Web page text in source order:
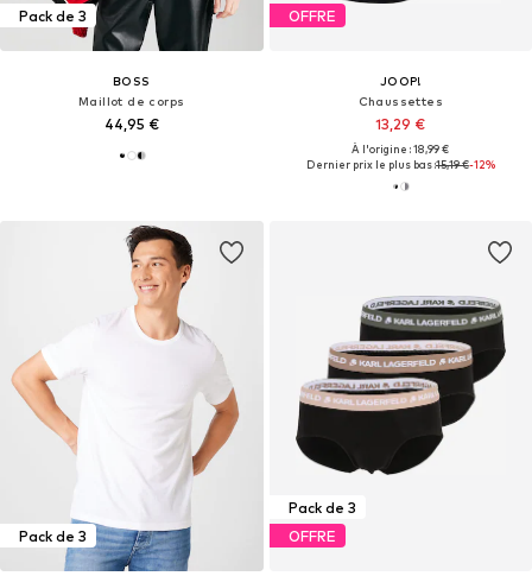
Pack de 3
BOSS
Maillot de corps
44,95 €
OFFRE
JOOP!
Chaussettes
13,29 €
À l'origine : 18,99 €
Dernier prix le plus bas :15,19 €-12%
Pack de 3
Pack de 3
OFFRE